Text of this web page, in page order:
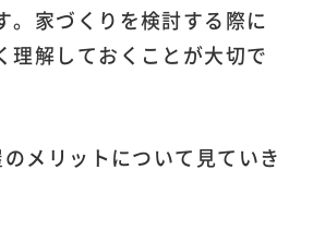
。家づくりを検討する際に
理解しておくことが大切で
メリットについて見ていき